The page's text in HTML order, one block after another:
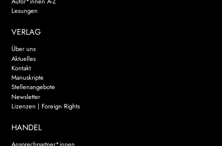
Lesungen
VERLAG
Über uns
Aktuelles
Kontakt
Manuskripte
Stellenangebote
Newsletter
Lizenzen | Foreign Rights
HANDEL